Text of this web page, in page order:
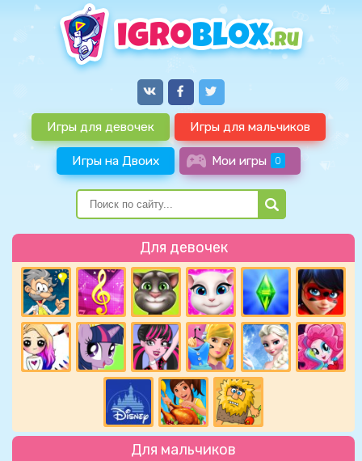
Игры для девочек Игры для мальчиков
Игры на Двоих Мои игры 0
Для девочек
Для мальчиков